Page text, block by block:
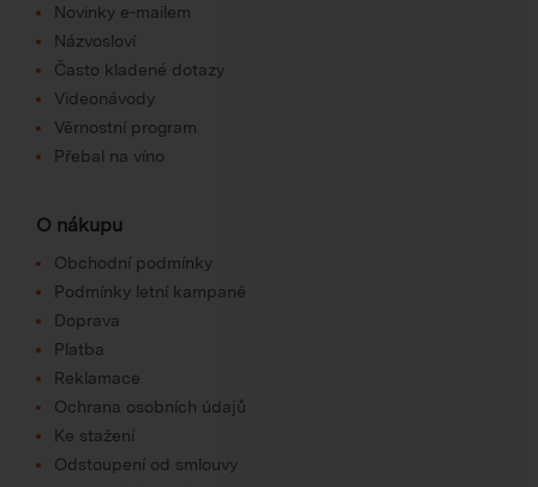
Novinky e-mailem
Názvosloví
Často kladené dotazy
Videonávody
Věrnostní program
Přebal na víno
O nákupu
Obchodní podmínky
Podmínky letní kampaně
Doprava
Platba
Reklamace
Ochrana osobních údajů
Ke stažení
Odstoupení od smlouvy